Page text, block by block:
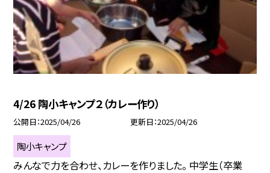
4/26 陶小キャンプ２（カレー作り）
公開日 2025/04/26 更新日 2025/04/26
陶小キャンプ
みんなで力を合わせ、カレーを作りました。 中学生（卒業